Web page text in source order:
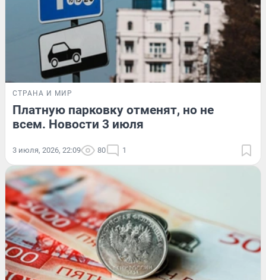
СТРАНА И МИР
Платную парковку отменят, но не
всем. Новости 3 июля
3 июля, 2026, 22:09 80 1